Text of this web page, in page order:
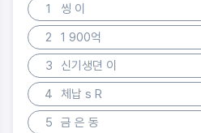
1
씽 이
2
1 900억
3
신기생뎐 이
4
체납 s R
5
금 은 동